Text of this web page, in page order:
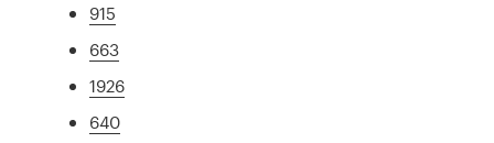
915
663
1926
640